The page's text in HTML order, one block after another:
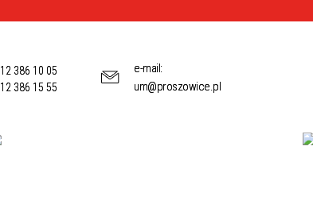
12 386 10 05
12 386 15 55
e-mail:
um@proszowice.pl